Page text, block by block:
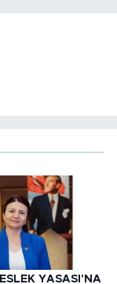
YASASI'NA